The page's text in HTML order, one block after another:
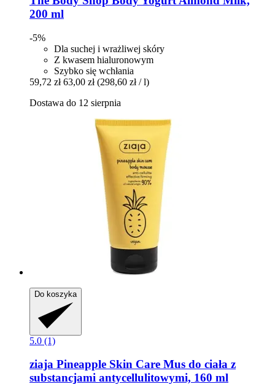
200 ml
-5%
Dla suchej i wrażliwej skóry
Z kwasem hialuronowym
Szybko się wchłania
59,72 zł 63,00 zł (298,60 zł / l)
Dostawa do 12 sierpnia
Do koszyka
5.0 (1)
ziaja Pineapple Skin Care Mus do ciała z
substancjami antycellulitowymi, 160 ml